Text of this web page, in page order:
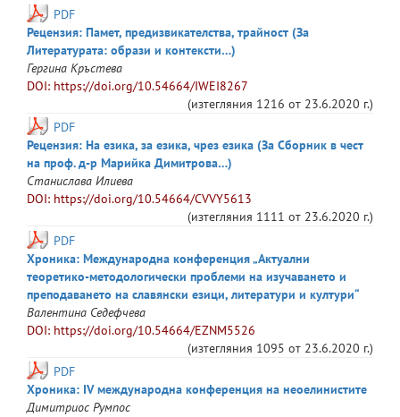
PDF
Рецензия: Памет, предизвикателства, трайност (За
Литературата: образи и контексти…)
Гергина Кръстева
DOI: https://doi.org/10.54664/IWEI8267
(изтегляния 1216 от 23.6.2020 г.)
PDF
Рецензия: На езика, за езика, чрез езика (За Сборник в чест
на проф. д-р Марийка Димитрова…)
Станислава Илиева
DOI: https://doi.org/10.54664/CVVY5613
(изтегляния 1111 от 23.6.2020 г.)
PDF
Хроника: Международна конференция „Актуални
теоретико-методологически проблеми на изучаването и
преподаването на славянски езици, литератури и култури“
Валентина Седефчева
DOI: https://doi.org/10.54664/EZNM5526
(изтегляния 1095 от 23.6.2020 г.)
PDF
Хроника: IV международна конференция на неоелинистите
Димитриос Румпос